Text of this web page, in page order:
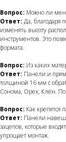
Вопрос: Можно ли
Ответ: Да, благодаря
изменять высоту
инструментов. Это
формата.
Вопрос: Из каких
Ответ: Панели и
толщиной 16 мм с
Сонома, Орех, Клён. По
Вопрос: Как крепятся
Ответ: Панели
зацепов, которые
упрощает монтаж.